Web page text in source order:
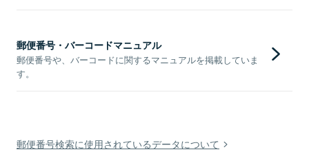
郵便番号・バーコードマニュアル
郵便番号や、バーコードに関するマニュアルを掲載していま
す。
郵便番号検索に使用されているデータについて